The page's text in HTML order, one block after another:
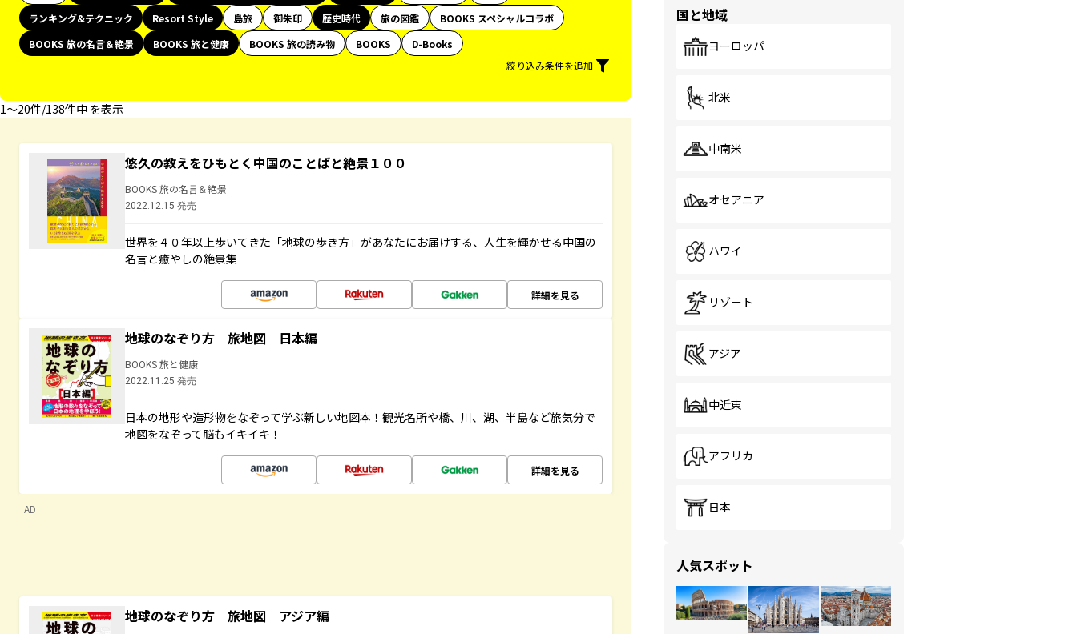
ランキング&テクニック
Resort Style 島旅 御朱印 歴史時代 旅の図鑑
BOOKS スペシャルコラボ
BOOKS 旅の名言＆絶景
BOOKS 旅と健康 BOOKS 旅の読み物 BOOKS
D-Books
絞り込み条件を追加
1〜20件/138件中 を表示
悠久の教えをひもとく中国のことばと絶景１００
BOOKS 旅の名言＆絶景
2022.12.15 発売
世界を４０年以上歩いてきた「地球の歩き方」があなたにお届けする、人生を輝かせる中国の
名言と癒やしの絶景集
詳細を見る
地球のなぞり方 旅地図 日本編
BOOKS 旅と健康
2022.11.25 発売
日本の地形や造形物をなぞって学ぶ新しい地図本！観光名所や橋、川、湖、半島など旅気分で
地図をなぞって脳もイキイキ！
詳細を見る
AD
地球のなぞり方 旅地図 アジア編
国と地域
ヨーロッパ
北米
中南米
オセアニア
ハワイ
リゾート
アジア
中近東
アフリカ
日本
人気スポット